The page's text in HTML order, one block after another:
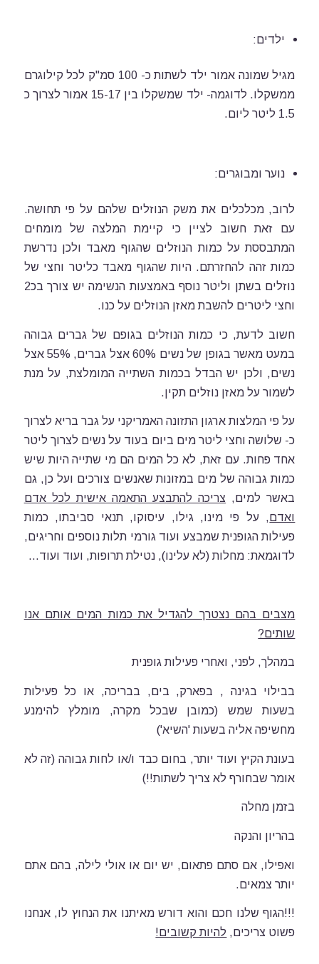
ילדים:
מגיל שמונה אמור ילד לשתות כ- 100 סמ"ק לכל קילוגרם
ממשקלו. לדוגמה- ילד שמשקלו בין 15-17 אמור לצרוך כ
1.5 ליטר ליום.
נוער ומבוגרים:
לרוב, מכלכלים את משק הנוזלים שלהם על פי תחושה.
עם זאת חשוב לציין כי קיימת המלצה של מומחים
המתבססת על כמות הנוזלים שהגוף מאבד ולכן נדרשת
כמות זהה להחזרתם. היות שהגוף מאבד כליטר וחצי של
נוזלים בשתן וליטר נוסף באמצעות הנשימה יש צורך בכ2
וחצי ליטרים להשבת מאזן הנוזלים על כנו.
חשוב לדעת, כי כמות הנוזלים בגופם של גברים גבוהה
במעט מאשר בגופן של נשים 60% אצל גברים, 55% אצל
נשים, ולכן יש הבדל בכמות השתייה המומלצת, על מנת
לשמור על מאזן נוזלים תקין.
על פי המלצות ארגון התזונה האמריקני על גבר בריא לצרוך
כ- שלושה וחצי ליטר מים ביום בעוד על נשים לצרוך ליטר
אחד פחות. עם זאת, לא כל המים הם מי שתייה היות שיש
כמות גבוהה של מים במזונות שאנשים צורכים ועל כן, גם
באשר למים, צריכה להתבצע התאמה אישית לכל אדם
ואדם, על פי מינו, גילו, עיסוקו, תנאי סביבתו, כמות
פעילות הגופנית שמבצע ועוד גורמי תלות נוספים וחריגים,
לדוגמאת: מחלות (לא עלינו), נטילת תרופות, ועוד ועוד…
מצבים בהם נצטרך להגדיל את כמות המים אותם אנו
שותים?
במהלך, לפני, ואחרי פעילות גופנית
בבילוי בגינה , בפארק, בים, בבריכה, או כל פעילות
בשעות שמש (כמובן שבכל מקרה, מומלץ להימנע
מחשיפה אליה בשעות 'השיא')
בעונת הקיץ ועוד יותר, בחום כבד ו/או לחות גבוהה (זה לא
אומר שבחורף לא צריך לשתות!!)
בזמן מחלה
בהריון והנקה
ואפילו, אם סתם פתאום, יש יום או אולי לילה, בהם אתם
יותר צמאים.
!!!הגוף שלנו חכם והוא דורש מאיתנו את הנחוץ לו, אנחנו
פשוט צריכים, להיות קשובים!